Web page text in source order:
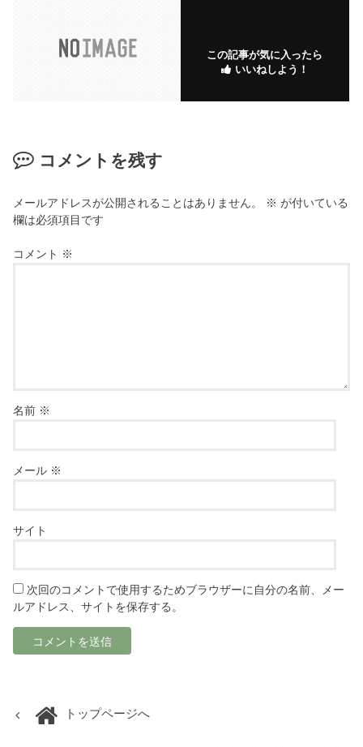
この記事が気に入ったら
いいねしよう！
コメントを残す
メールアドレスが公開されることはありません。 ※ が付いている
欄は必須項目です
コメント ※
名前 ※
メール ※
サイト
次回のコメントで使用するためブラウザーに自分の名前、メー
ルアドレス、サイトを保存する。
トップページへ